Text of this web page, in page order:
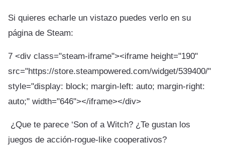
Si quieres echarle un vistazo puedes verlo en su
página de Steam:
7 <div class="steam-iframe"><iframe height="190"
src="https://store.steampowered.com/widget/539400/"
style="display: block; margin-left: auto; margin-right:
auto;" width="646"></iframe></div>
¿Que te parece ‘Son of a Witch? ¿Te gustan los
juegos de acción-rogue-like cooperativos?